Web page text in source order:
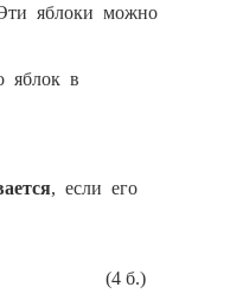
яблоки можно
яблок в
, если его
(4 б.)